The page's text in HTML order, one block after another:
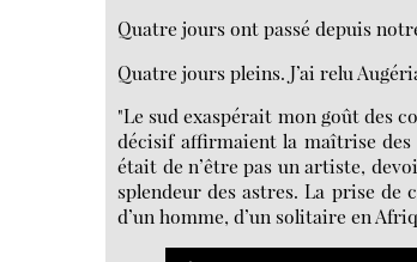
Quatre jours ont passé depuis
Quatre jours pleins. J’ai relu
"Le sud exaspérait mon goût des
décisif affirmaient la maîtrise des
était de n’être pas un artiste,
splendeur des astres. La prise de
d’un homme, d’un solitaire en